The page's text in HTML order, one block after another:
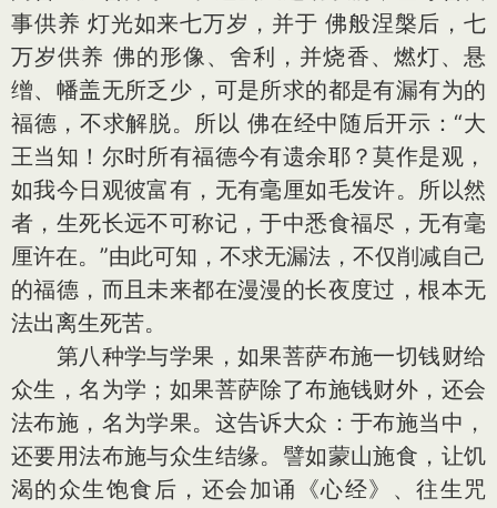
事供养 灯光如来七万岁，并于 佛般涅槃后，七
万岁供养 佛的形像、舍利，并烧香、燃灯、悬
缯、幡盖无所乏少，可是所求的都是有漏有为的
福德，不求解脱。所以 佛在经中随后开示：“大
王当知！尔时所有福德今有遗余耶？莫作是观，
如我今日观彼富有，无有毫厘如毛发许。所以然
者，生死长远不可称记，于中悉食福尽，无有毫
厘许在。”由此可知，不求无漏法，不仅削减自己
的福德，而且未来都在漫漫的长夜度过，根本无
法出离生死苦。
第八种学与学果，如果菩萨布施一切钱财给
众生，名为学；如果菩萨除了布施钱财外，还会
法布施，名为学果。这告诉大众：于布施当中，
还要用法布施与众生结缘。譬如蒙山施食，让饥
渴的众生饱食后，还会加诵《心经》、往生咒